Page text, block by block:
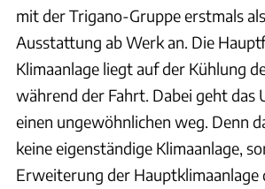
mit der Trigano-Gruppe erstmals
Ausstattung ab Werk an. Die
Klimaanlage liegt auf der Kühlung
während der Fahrt. Dabei geht das
einen ungewöhnlichen weg. Denn
keine eigenständige Klimaanlage,
Erweiterung der Hauptklimaanlage